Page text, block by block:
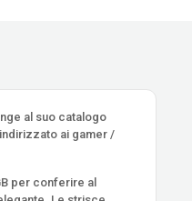
al suo catalogo
ai gamer /
per conferire al